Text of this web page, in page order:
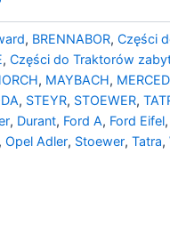
, BRENNABOR,Części
,Części do Traktorów
, MAYBACH,
, STEYR, STOEWER,
, Durant, Ford A, Ford Eifel,
,Opel Adler, Stoewer,Tatra,